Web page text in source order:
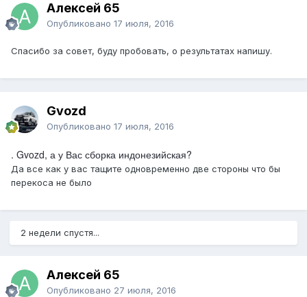
Алексей 65
Опубликовано 17 июля, 2016
Спасибо за совет, буду пробовать, о результатах напишу.
Gvozd
Опубликовано 17 июля, 2016
. Gvozd, а у Вас сборка индонезийская?
Да все как у вас тащите одновременно две стороны что бы
перекоса не было
2 недели спустя...
Алексей 65
Опубликовано 27 июля, 2016